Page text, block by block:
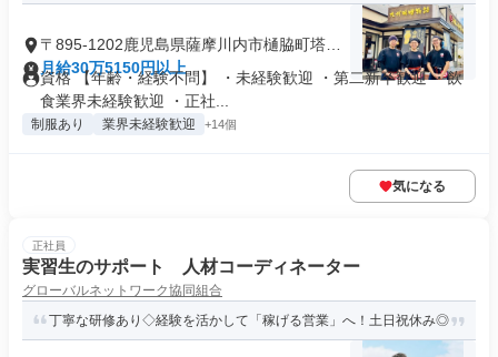
〒895-1202鹿児島県薩摩川内市樋脇町塔之
原
月給30万5150円以上
資格 【年齢・経験不問】 ・未経験歓迎 ・第二新卒歓迎 ・飲
食業界未経験歓迎 ・正社...
制服あり 業界未経験歓迎 +14個
気になる
正社員
実習生のサポート 人材コーディネーター
グローバルネットワーク協同組合
丁寧な研修あり◇経験を活かして「稼げる営業」へ！土日祝休み◎